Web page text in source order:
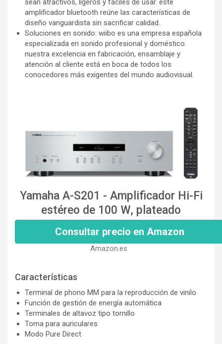
amplificador bluetooth reúne las características de
diseño vanguardista sin sacrificar calidad.
Soluciones en sonido: wiibo es una empresa española
especializada en sonido profesional y doméstico.
nuestra excelencia en fabricación, ensamblaje y
atención al cliente está en boca de todos los
conocedores más exigentes del mundo audiovisual.
Yamaha A-S201 - Amplificador Hi-Fi
estéreo de 100 W, plateado
Consultar precio en Amazon
Amazon.es
Características
Terminal de phono MM para la reproducción de vinilo
Función de gestión de energía automática
Terminales de altavoz tipo tornillo
Toma para auriculares
Modo Pure Direct